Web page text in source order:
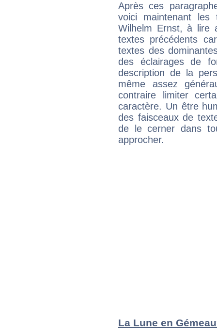
Après ces
voici maintenant les
Wilhelm Ernst, à lire
textes précédents
textes des
des éclairages de
description de la
même assez
contraire limiter
caractère. Un être
des faisceaux de
de le cerner dans
approcher.
La Lune en